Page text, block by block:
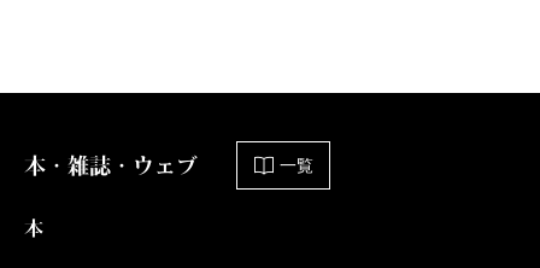
本・雑誌・ウェブ 一覧
本